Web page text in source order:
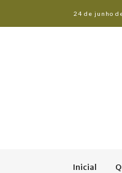
24 de junho
Inicial